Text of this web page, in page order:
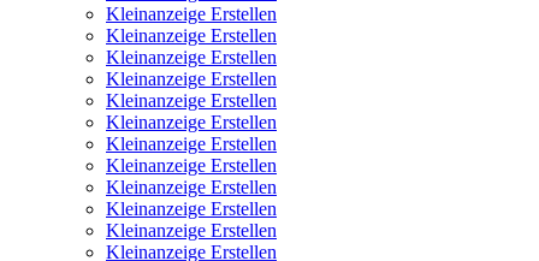
Kleinanzeige Erstellen
Kleinanzeige Erstellen
Kleinanzeige Erstellen
Kleinanzeige Erstellen
Kleinanzeige Erstellen
Kleinanzeige Erstellen
Kleinanzeige Erstellen
Kleinanzeige Erstellen
Kleinanzeige Erstellen
Kleinanzeige Erstellen
Kleinanzeige Erstellen
Kleinanzeige Erstellen